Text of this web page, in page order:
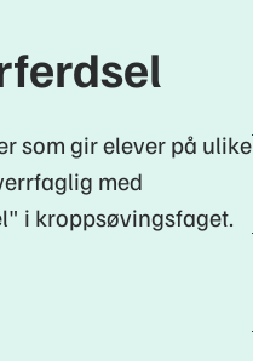
som gir elever på ulike
med
i kroppsøvingsfaget.